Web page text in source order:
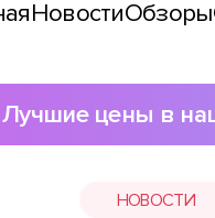
НовостиОбзоры
Лучшие цены в
НОВОСТИ